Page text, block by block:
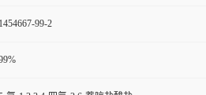
1454667-99-2